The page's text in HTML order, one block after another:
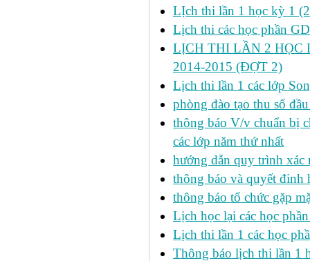
LỊch thi lần 1 học kỳ 1
Lịch thi các học phần
LỊCH THI LẦN 2
2014-2015 (ĐỢT 2)
Lịch thi lần 1 các lớp
phòng đào tạo thu sổ
thông báo V/v chuẩn bị
các lớp năm thứ nhất
hướng dẫn quy trình xác
thông báo và quyết đinh
thông báo tổ chức gặp
Lịch học lại các học
Lịch thi lần 1 các học
Thông báo lịch thi lần 1